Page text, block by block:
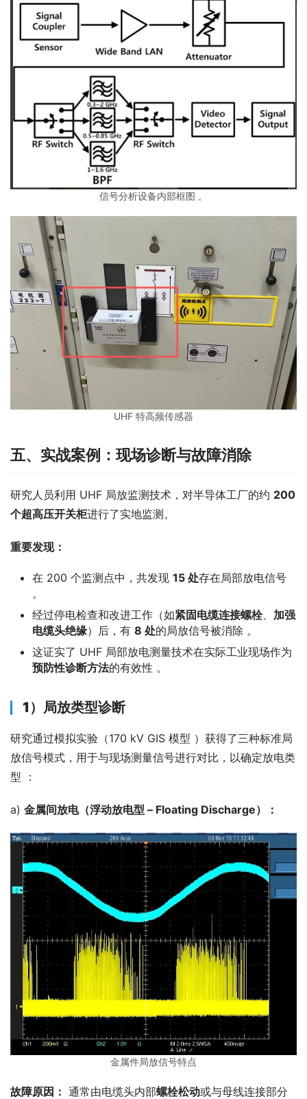
信号分析设备内部框图 。
UHF 特高频传感器
五、 实战案例：现场诊断与故障消除
研究人员利用 UHF 局放监测技术，对半导体工厂的约 200
个超高压开关柜进行了实地监测。
重要发现：
在 200 个监测点中，共发现 15 处存在局部放电信号
。
经过停电检查和改进工作（如紧固电缆连接螺栓、 加强
电缆头绝缘）后，有 8 处的局放信号被消除 。
这证实了 UHF 局部放电测量技术在实际工业现场作为
预防性诊断方法的有效性 。
1） 局放类型诊断
研究通过模拟实验（170 kV GIS 模型 ）获得了三种标准局
放信号模式，用于与现场测量信号进行对比，以确定放电类
型 ：
a) 金属间放电（浮动放电型 – Floating Discharge）：
金属件局放信号特点
故障原因： 通常由电缆头内部螺栓松动或与母线连接部分